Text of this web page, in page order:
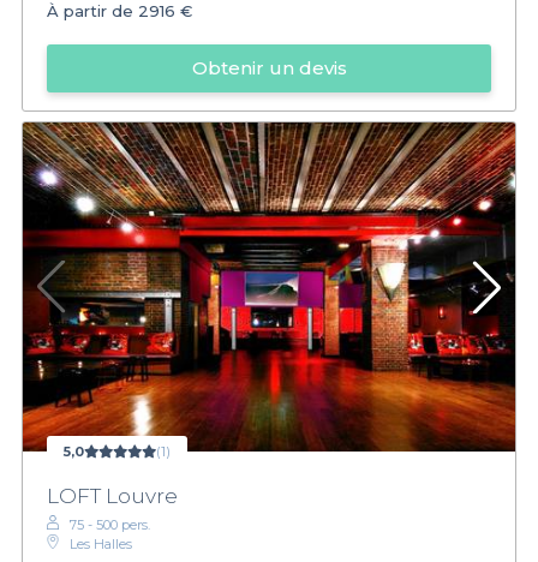
À partir de 2916 €
Obtenir un devis
5,0 (1)
LOFT Louvre
75 - 500 pers.
Les Halles